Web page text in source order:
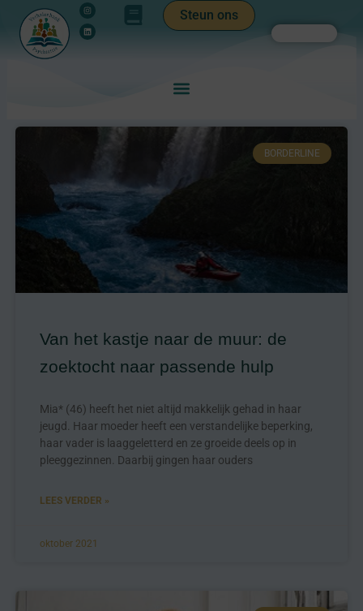
inhoud
naar
Instagram
Linkedin
Steun ons
Zoeken
BORDERLINE
Van het kastje naar de muur: de
zoektocht naar passende hulp
Mia* (46) heeft het niet altijd makkelijk gehad in haar
jeugd. Haar moeder heeft een verstandelijke beperking,
haar vader is laaggeletterd en ze groeide deels op in
pleeggezinnen. Daarbij gingen haar ouders
LEES VERDER »
oktober 2021